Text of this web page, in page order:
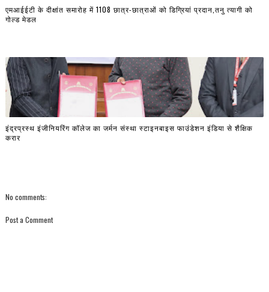
एमआईईटी के दीक्षांत समारोह में 1108 छात्र-छात्राओं को डिग्रियां प्रदान,तनु त्यागी को
गोल्ड मेडल
इंद्रप्रस्थ इंजीनियरिंग कॉलेज का जर्मन संस्था स्टाइनबाइस फाउंडेशन इंडिया से शैक्षिक
करार
No comments:
Post a Comment